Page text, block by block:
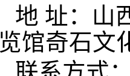
地 址： 山
览馆奇石文